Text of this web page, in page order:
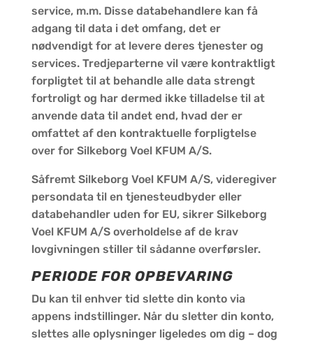
service, m.m. Disse databehandlere kan få
adgang til data i det omfang, det er
nødvendigt for at levere deres tjenester og
services. Tredjeparterne vil være kontraktligt
forpligtet til at behandle alle data strengt
fortroligt og har dermed ikke tilladelse til at
anvende data til andet end, hvad der er
omfattet af den kontraktuelle forpligtelse
over for Silkeborg Voel KFUM A/S.
Såfremt Silkeborg Voel KFUM A/S, videregiver
persondata til en tjenesteudbyder eller
databehandler uden for EU, sikrer Silkeborg
Voel KFUM A/S overholdelse af de krav
lovgivningen stiller til sådanne overførsler.
PERIODE FOR OPBEVARING
Du kan til enhver tid slette din konto via
appens indstillinger. Når du sletter din konto,
slettes alle oplysninger ligeledes om dig – dog